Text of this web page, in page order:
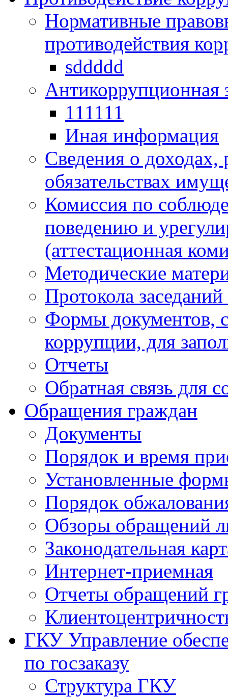
Нормативные
противодействия
sddddd
Антикоррупционная
111111
Иная информация
Сведения о доходах,
обязательствах
Комиссия по
поведению и
(аттестационная
Методические
Протокола
Формы документов,
коррупции, для
Отчеты
Обратная связь для
Обращения граждан
Документы
Порядок и время
Установленные
Порядок
Обзоры обращений
Законодательная
Интернет-приемная
Отчеты обращений
ГКУ Управление
по госзаказу
Структура ГКУ